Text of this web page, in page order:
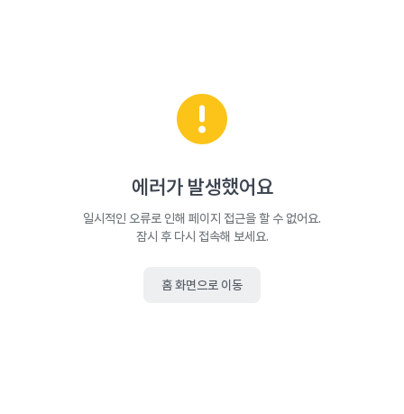
에러가 발생했어요
일시적인 오류로 인해 페이지 접근을 할 수 없어요.
잠시 후 다시 접속해 보세요.
홈 화면으로 이동